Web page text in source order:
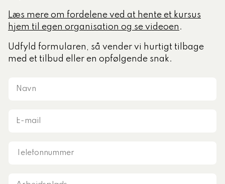
Læs mere om fordelene ved at hente et kursus
hjem til egen organisation og se videoen .
Udfyld formularen, så vender vi hurtigt tilbage
med et tilbud eller en opfølgende snak.
Navn
E-
Telefonnummer
Arbejdsplads
Formidler- og
moduler – Kommunom